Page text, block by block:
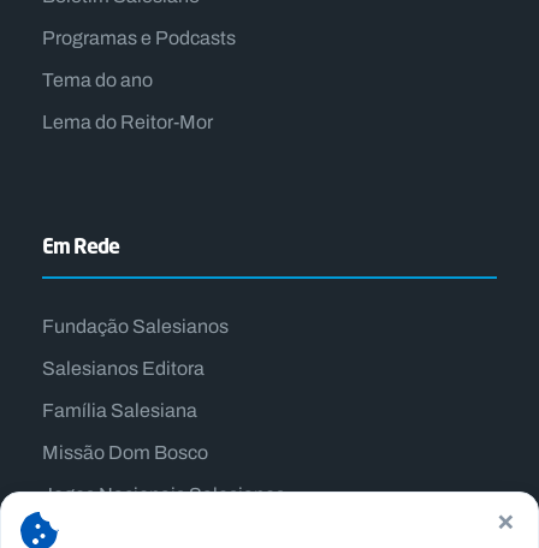
Programas e Podcasts
Tema do ano
Lema do Reitor-Mor
Em Rede
Fundação Salesianos
Salesianos Editora
Família Salesiana
Missão Dom Bosco
Jogos Nacionais Salesianos
×